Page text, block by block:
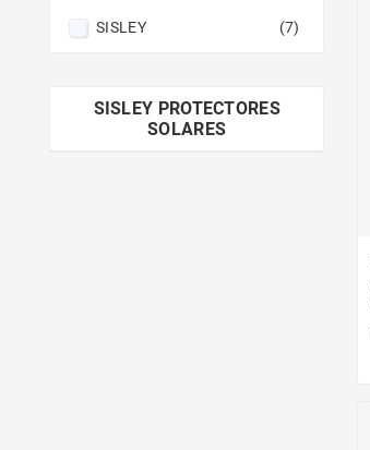
SISLEY (7)
SISLEY PROTECTORES
SOLARES